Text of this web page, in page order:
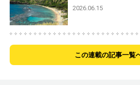
2026.06.15
この連載の記事一覧